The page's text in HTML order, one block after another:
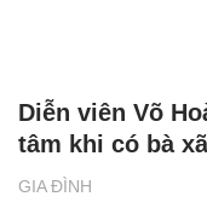
GIA ĐÌNH
Diễn viên Võ
tâm khi có bà